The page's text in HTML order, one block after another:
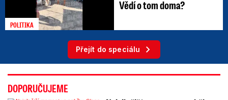
POLITIKA
Vědí o tom doma?
Přejít do speciálu
DOPORUČUJEME